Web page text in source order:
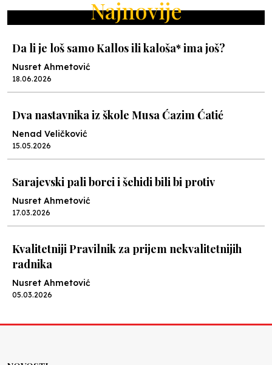
Najnovije
Da li je loš samo Kallos ili kaloša* ima još?
Nusret Ahmetović
18.06.2026
Dva nastavnika iz škole Musa Ćazim Ćatić
Nenad Veličković
15.05.2026
Sarajevski pali borci i šehidi bili bi protiv
Nusret Ahmetović
17.03.2026
Kvalitetniji Pravilnik za prijem nekvalitetnijih
radnika
Nusret Ahmetović
05.03.2026
05.03.2026